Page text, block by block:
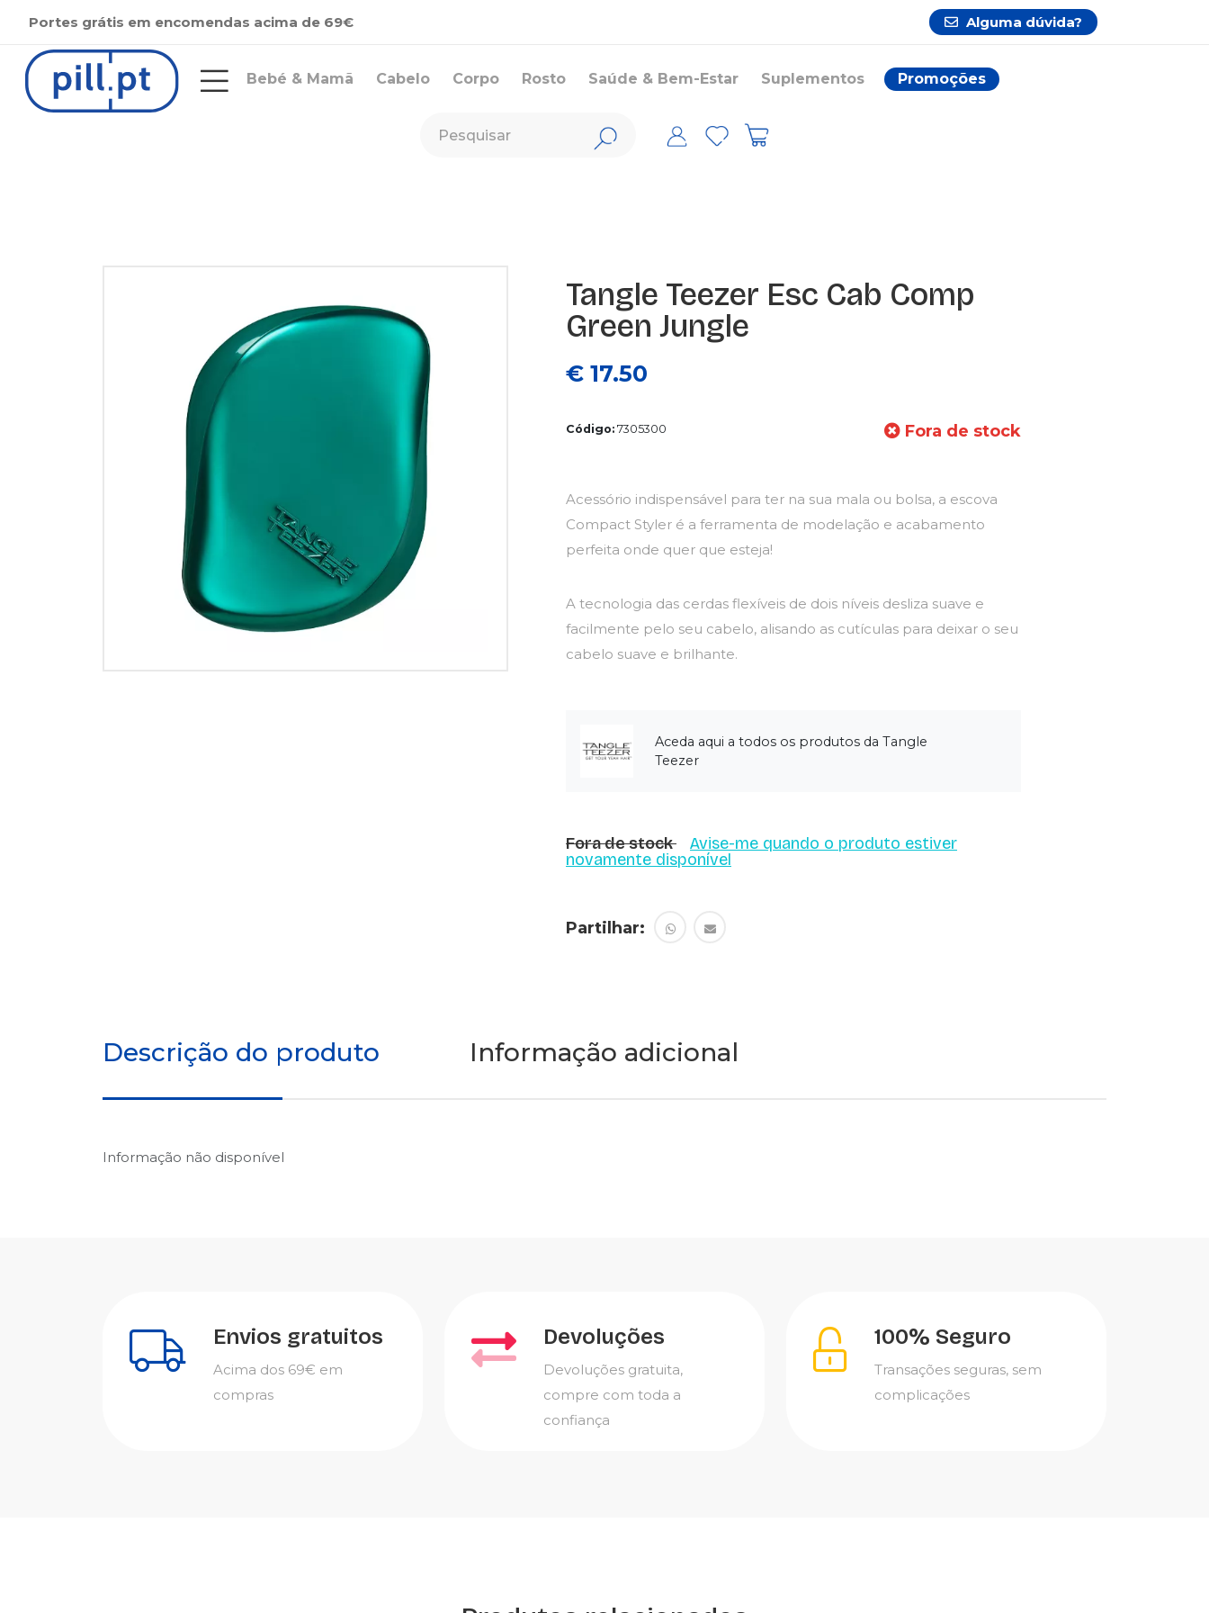
Portes grátis em encomendas acima de 69€ Alguma dúvida?
Bebé & Mamã Cabelo Corpo Rosto Saúde & Bem-Estar Suplementos Promoções
Tangle Teezer Esc Cab Comp
Green Jungle
€ 17.50
Código: 7305300 Fora de stock
Acessório indispensável para ter na sua mala ou bolsa, a escova
Compact Styler é a ferramenta de modelação e acabamento
perfeita onde quer que esteja!
A tecnologia das cerdas flexíveis de dois níveis desliza suave e
facilmente pelo seu cabelo, alisando as cutículas para deixar o seu
cabelo suave e brilhante.
Aceda aqui a todos os produtos da Tangle
Teezer
Fora de stock
Avise-me quando o produto estiver
novamente disponível
Partilhar:
Descrição do produto Informação adicional
Informação não disponível
Envios gratuitos
Acima dos 69€ em
compras
Devoluções
Devoluções gratuita,
compre com toda a
confiança
100% Seguro
Transações seguras, sem
complicações